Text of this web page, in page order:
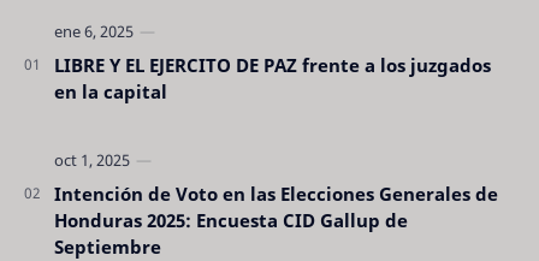
LIBRE Y EL EJERCITO DE PAZ frente a los juzgados
en la capital
Intención de Voto en las Elecciones Generales de
Honduras 2025: Encuesta CID Gallup de
Septiembre